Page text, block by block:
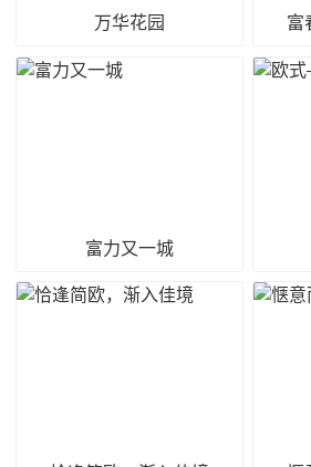
万华花园 富
富力又一城